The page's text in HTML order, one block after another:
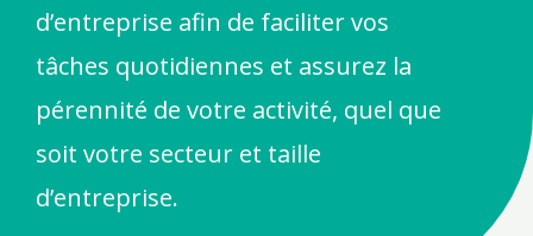
d’entreprise afin de faciliter vos
tâches quotidiennes et assurez la
pérennité de votre activité, quel que
soit votre secteur et taille
d’entreprise.